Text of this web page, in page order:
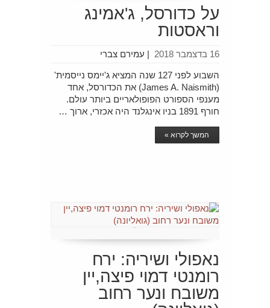
על כדורסל, ג'אמינג
וראסטות
עמירם צברי | 16 בדצמבר 2018
השבוע לפני 127 שנה המציא ג'יימס נייסמית'
(James A. Naismith) את הכדורסל, אחד
מענפי הספורט הפופולאריים ביותר עולם.
חורף 1891 בניו אינגלנד היה אכזרי, ארוך …
המשך לקרוא »
נאפולי ושיריה: ירח
רומנטי דמוי פיצה,יין
משובח ונער רחוב